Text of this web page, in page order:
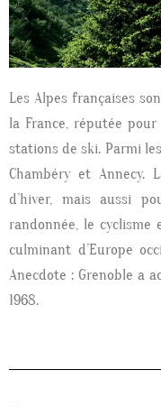
Les Alpes françaises
la France, réputée
stations de ski. Parmi
Chambéry et Annecy.
d’hiver, mais aussi
randonnée, le cyclisme
culminant d’Europe
Anecdote : Grenoble a
1968.